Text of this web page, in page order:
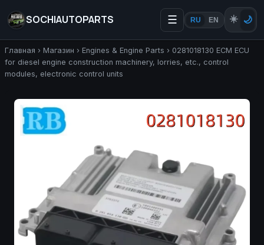
SOCHIAUTOPARTS ☰ RU EN ☀️ 🌙
Главная › Магазин › Engines & Engine Parts › 0281018130 ECM ECU
for diesel engine construction machinery, lorries, etc., control
modules, electronic control units